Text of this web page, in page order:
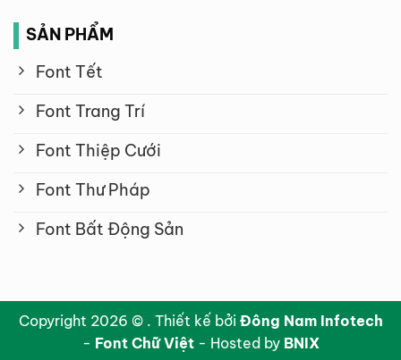
SẢN PHẨM
Font Tết
Font Trang Trí
Font Thiệp Cưới
Font Thư Pháp
Font Bất Động Sản
Copyright 2026 © . Thiết kế bởi Đông Nam Infotech
- Font Chữ Việt- Hosted by BNIX